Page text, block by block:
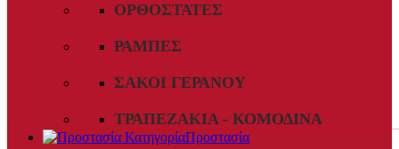
ΟΡΘΟΣΤΆΤΕΣ
ΡΆΜΠΕΣ
ΣΆΚΟΙ ΓΕΡΑΝΟΎ
ΤΡΑΠΕΖΆΚΙΑ - ΚΟΜΟΔΊΝΑ
Προστασία